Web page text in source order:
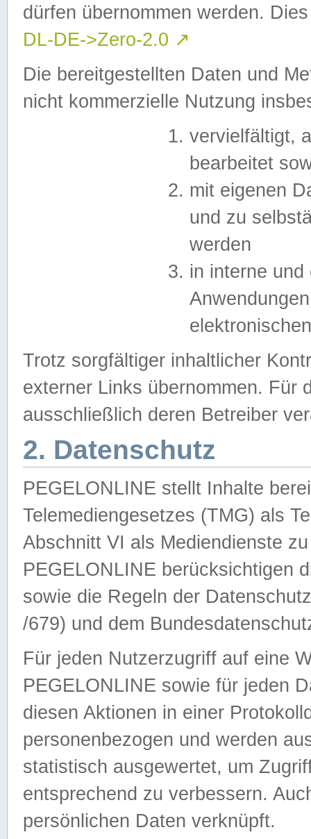
dürfen übernommen werden.
DL-DE->Zero-2.0 ↗
Die bereitgestellten Daten und
nicht kommerzielle Nutzung
vervielfältigt,
bearbeitet
mit eigenen
und zu
werden
in interne
Trotz sorgfältiger inhaltlicher
externer Links übernommen. Für
ausschließlich deren Betreiber
2. Datenschutz
PEGELONLINE stellt Inhalte
Telemediengesetzes (TMG) als
Abschnitt VI als Mediendienste
PEGELONLINE berücksichtigen
sowie die Regeln der
/679) und dem
Für jeden Nutzerzugriff auf eine
PEGELONLINE sowie für jeden
diesen Aktionen in einer
personenbezogen und werden
statistisch ausgewertet, um
entsprechend zu verbessern.
persönlichen Daten verknüpft.